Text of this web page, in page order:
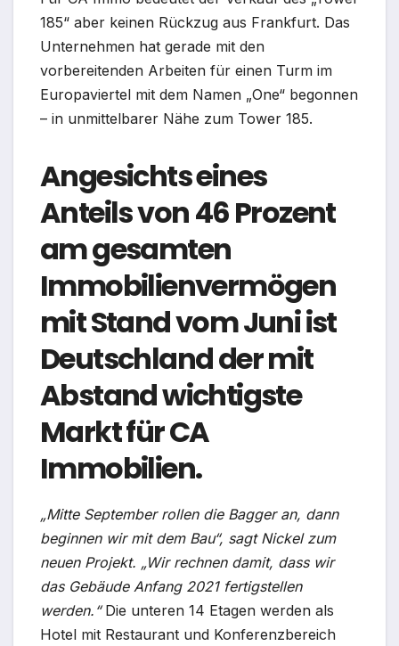
185“ aber keinen Rückzug aus Frankfurt. Das
Unternehmen hat gerade mit den
vorbereitenden Arbeiten für einen Turm im
Europaviertel mit dem Namen „One“ begonnen
– in unmittelbarer Nähe zum Tower 185.
Angesichts eines
Anteils von 46 Prozent
am gesamten
Immobilienvermögen
mit Stand vom Juni ist
Deutschland der mit
Abstand wichtigste
Markt für CA
Immobilien.
„Mitte September rollen die Bagger an, dann
beginnen wir mit dem Bau“, sagt Nickel zum
neuen Projekt. „Wir rechnen damit, dass wir
das Gebäude Anfang 2021 fertigstellen
werden.“Die unteren 14 Etagen werden als
Hotel mit Restaurant und Konferenzbereich